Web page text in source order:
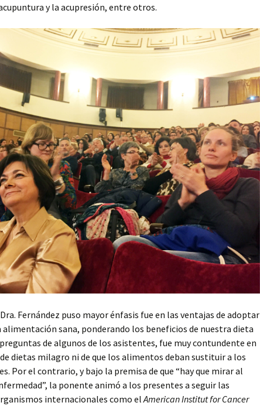
y la acupresión, entre otros.
Fernández puso mayor énfasis fue en las ventajas de adoptar
alimentación sana, ponderando los beneficios de nuestra dieta
de algunos de los asistentes, fue muy contundente en
dietas milagro ni de que los alimentos deban sustituir a los
Por el contrario, y bajo la premisa de que “hay que mirar al
la ponente animó a los presentes a seguir las
internacionales como elAmerican Institut for Cancer